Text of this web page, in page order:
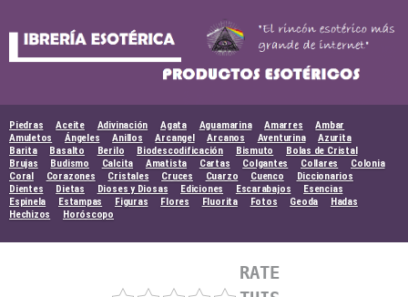
Piedras Aceite Adivinación Agata Aguamarina Amarres
Ambar
Amuletos
Ángeles Anillos Arcangel Arcanos Aventurina
Azurita
Barita
Basalto Berilo Biodescodificación Bismuto
Bolas de Cristal
Brujas
Budismo Calcita Amatista Cartas Colgantes Collares
Colonia
Coral
Corazones Cristales Cruces Cuarzo Cuenco
Diccionarios
Dientes
Dietas Dioses y Diosas Ediciones Escarabajos
Esencias
Espinela
Estampas Figuras Flores Fluorita Fotos Geoda
Hadas
Hechizos
Horóscopo
RATE